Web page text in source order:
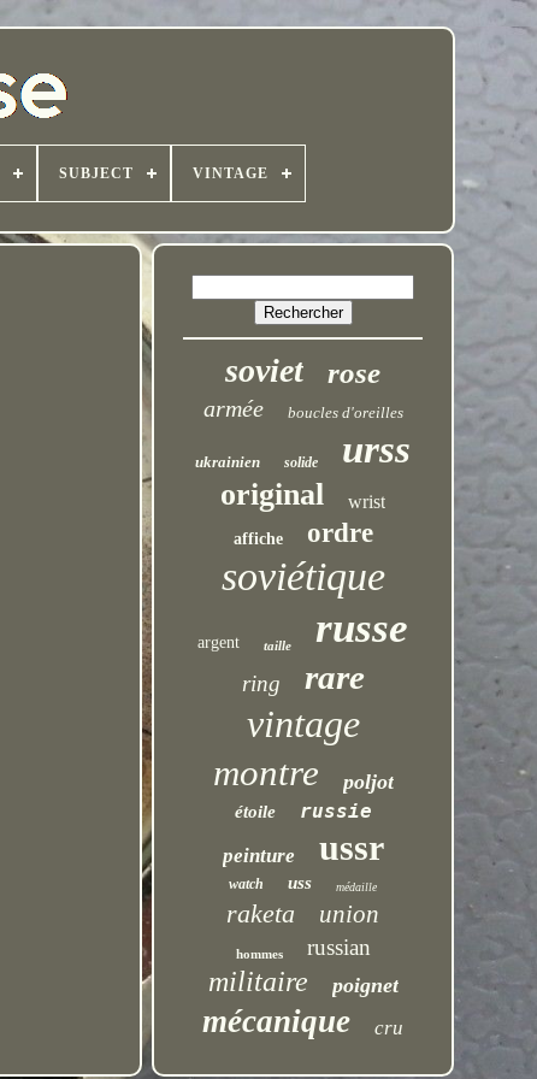
SUBJECT VINTAGE
soviet rose
armée boucles d'oreilles
ukrainien solide urss
original wrist
affiche ordre
soviétique
argent taille russe
ring rare
vintage
montre poljot
étoile
russie
peinture
ussr
watch uss médaille
raketa union
hommes russian
militaire poignet
mécanique cru